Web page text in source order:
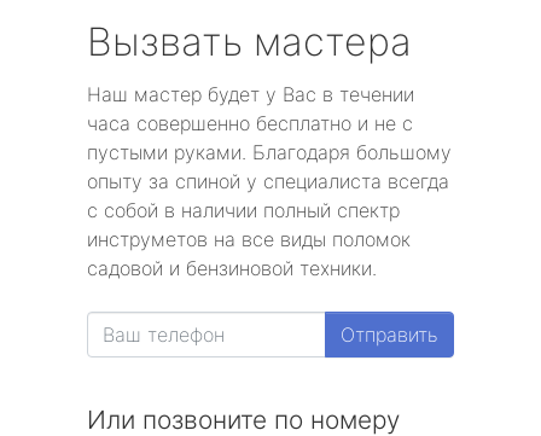
Вызвать мастера
Наш мастер будет у Вас в течении
часа совершенно бесплатно и не с
пустыми руками. Благодаря большому
опыту за спиной у специалиста всегда
с собой в наличии полный спектр
инструметов на все виды поломок
садовой и бензиновой техники.
Отправить
Или позвоните по номеру